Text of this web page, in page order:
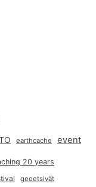
earthcache event
20 years
geoetsivät